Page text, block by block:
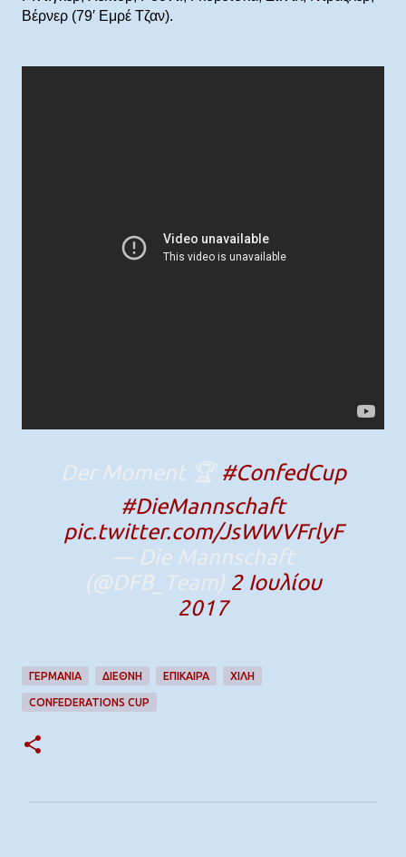
Βέρνερ (79′ Εμρέ Τζαν).
Der Moment 🏆 #ConfedCup
#DieMannschaft
pic.twitter.com/JsWWVFrlyF
— Die Mannschaft
(@DFB_Team) 2 Ιουλίου
2017
ΓΕΡΜΑΝΙΑ ΔΙΕΘΝΉ ΕΠΊΚΑΙΡΑ ΧΙΛΗ
CONFEDERATIONS CUP